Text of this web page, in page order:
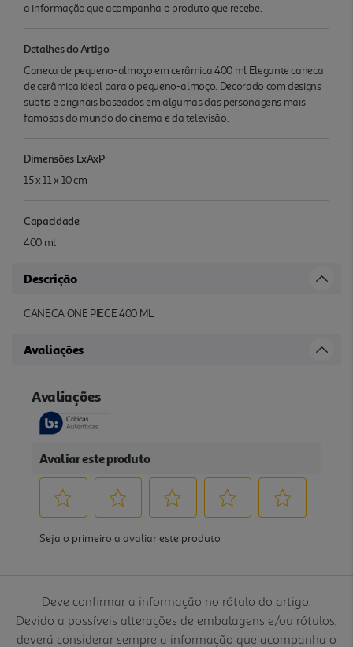
a informação que acompanha o produto que recebe.
Detalhes do Artigo
Caneca de pequeno-almoço em cerâmica 400 ml Elegante caneca
de cerâmica ideal para o pequeno-almoço. Decorado com designs
subtis e originais baseados em algumas das personagens mais
famosas do mundo do cinema e da televisão.
Dimensões LxAxP
15 x 11 x 10 cm
Capacidade
400 ml
Descrição
CANECA ONE PIECE 400 ML
Avaliações
Deve confirmar a informação no rótulo do artigo.
Devido a possíveis alterações de embalagens e/ou rótulos,
deverá considerar sempre a informação que acompanha o